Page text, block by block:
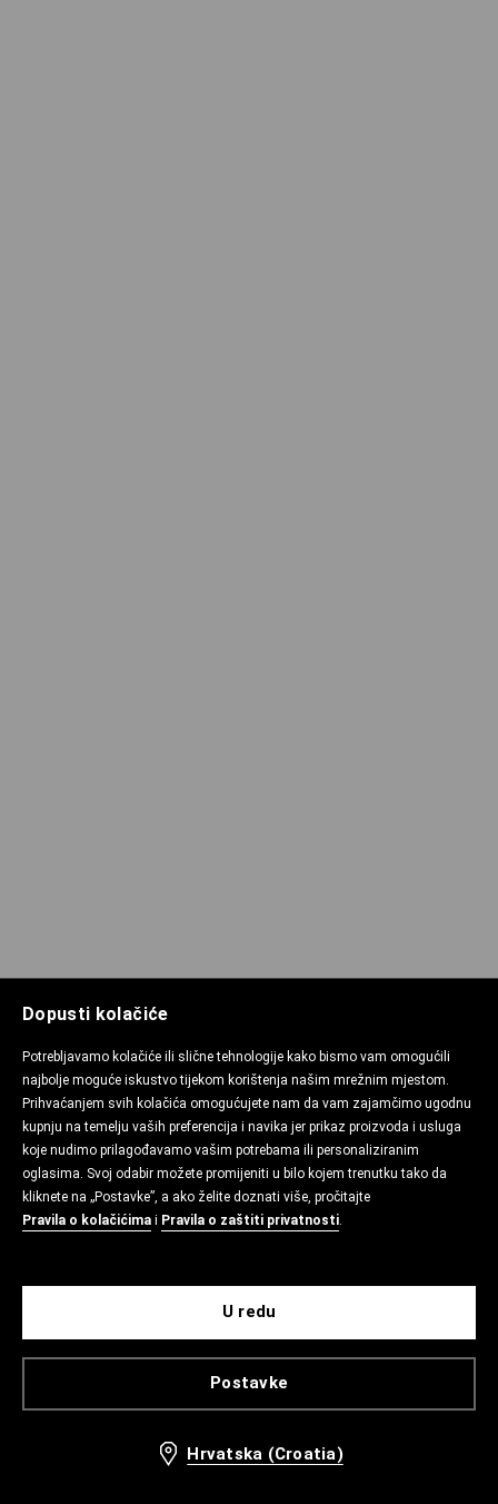
Dopusti kolačiće
Potrebljavamo kolačiće ili slične tehnologije kako bismo vam omogućili
najbolje moguće iskustvo tijekom korištenja našim mrežnim mjestom.
Prihvaćanjem svih kolačića omogućujete nam da vam zajamčimo ugodnu
kupnju na temelju vaših preferencija i navika jer prikaz proizvoda i usluga
koje nudimo prilagođavamo vašim potrebama ili personaliziranim
oglasima. Svoj odabir možete promijeniti u bilo kojem trenutku tako da
kliknete na „Postavke”, a ako želite doznati više, pročitajte
Pravila o kolačićima i Pravila o zaštiti privatnosti.
Postavke
U redu
Hrvatska (Croatia)